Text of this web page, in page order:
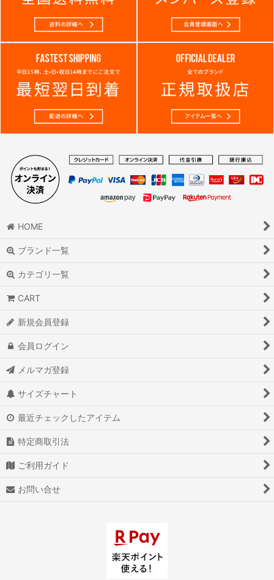
HOME
ブランド一覧
カテゴリ一覧
CART
新規会員登録
会員ログイン
メルマガ登録
サイズチャート
最近チェックしたアイテム
特定商取引法
ご利用ガイド
お問い合せ